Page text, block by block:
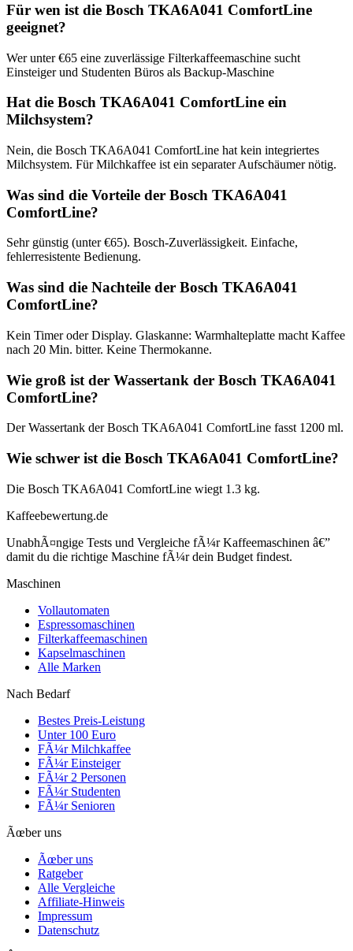
Für wen ist die Bosch TKA6A041 ComfortLine
geeignet?
Wer unter €65 eine zuverlässige Filterkaffeemaschine sucht
Einsteiger und Studenten Büros als Backup-Maschine
Hat die Bosch TKA6A041 ComfortLine ein
Milchsystem?
Nein, die Bosch TKA6A041 ComfortLine hat kein integriertes
Milchsystem. Für Milchkaffee ist ein separater Aufschäumer nötig.
Was sind die Vorteile der Bosch TKA6A041
ComfortLine?
Sehr günstig (unter €65). Bosch-Zuverlässigkeit. Einfache,
fehlerresistente Bedienung.
Was sind die Nachteile der Bosch TKA6A041
ComfortLine?
Kein Timer oder Display. Glaskanne: Warmhalteplatte macht Kaffee
nach 20 Min. bitter. Keine Thermokanne.
Wie groß ist der Wassertank der Bosch TKA6A041
ComfortLine?
Der Wassertank der Bosch TKA6A041 ComfortLine fasst 1200 ml.
Wie schwer ist die Bosch TKA6A041 ComfortLine?
Die Bosch TKA6A041 ComfortLine wiegt 1.3 kg.
Kaffeebewertung.de
UnabhÃ¤ngige Tests und Vergleiche fÃ¼r Kaffeemaschinen â€”
damit du die richtige Maschine fÃ¼r dein Budget findest.
Maschinen
Vollautomaten
Espressomaschinen
Filterkaffeemaschinen
Kapselmaschinen
Alle Marken
Nach Bedarf
Bestes Preis-Leistung
Unter 100 Euro
FÃ¼r Milchkaffee
FÃ¼r Einsteiger
FÃ¼r 2 Personen
FÃ¼r Studenten
FÃ¼r Senioren
Ãœber uns
Ãœber uns
Ratgeber
Alle Vergleiche
Affiliate-Hinweis
Impressum
Datenschutz